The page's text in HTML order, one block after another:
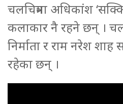
चलचित्रमा अधिकांश
कलाकार नै रहने छन् ।
निर्माता र राम नरेश शाह
रहेका छन् ।